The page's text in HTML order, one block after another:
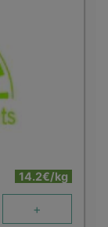
14.2€/kg
+